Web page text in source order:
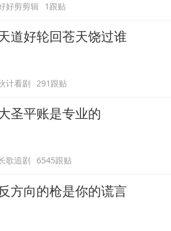
好剪剪辑 1跟贴
道好轮回苍天饶过谁
计看剧 291跟贴
圣平账是专业的
歌追剧 6545跟贴
反方向的枪是你的谎言